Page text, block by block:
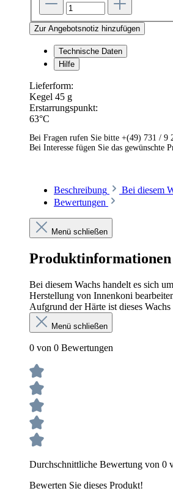
Zur Angebotsnotiz hinzufügen
Technische Daten
Hilfe
Lieferform:
Kegel 45 g
Erstarrungspunkt:
63°C
Bei Fragen rufen Sie bitte +(49) 731 / 9
Bei Interesse fügen Sie das gewünschte
Beschreibung Bei diesem
Bewertungen
Menü schließen
Bei diesem Wachs handelt es sich
Herstellung von Innenkoni
Aufgrund der Härte ist dieses
Menü schließen
0 von 0 Bewertungen
Durchschnittliche Bewertung von 0
Bewerten Sie dieses Produkt!